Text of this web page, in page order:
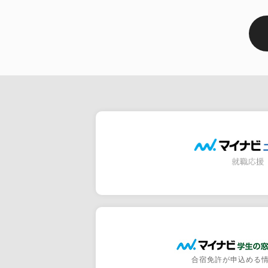
合宿免許が申込める